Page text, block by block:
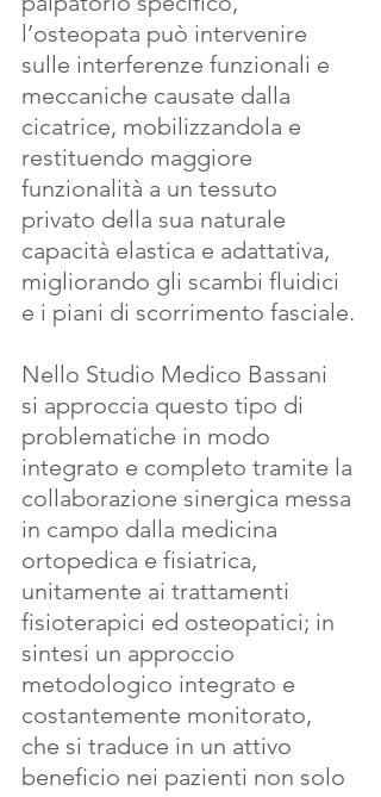
l’osteopata può intervenire
sulle interferenze funzionali e
meccaniche causate dalla
cicatrice, mobilizzandola e
restituendo maggiore
funzionalità a un tessuto
privato della sua naturale
capacità elastica e adattativa,
migliorando gli scambi fluidici
e i piani di scorrimento fasciale.
Nello Studio Medico Bassani
si approccia questo tipo di
problematiche in modo
integrato e completo tramite la
collaborazione sinergica messa
in campo dalla medicina
ortopedica e fisiatrica,
unitamente ai trattamenti
fisioterapici ed osteopatici; in
sintesi un approccio
metodologico integrato e
costantemente monitorato,
che si traduce in un attivo
beneficio nei pazienti non solo